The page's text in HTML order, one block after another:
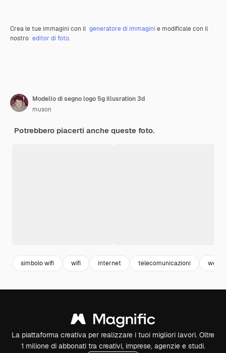
Crea le tue immagini con il generatore di immagini e modificale con il
nostro editor di foto.
Modello di segno logo 5g illusration 3d
muson
Potrebbero piacerti anche queste foto.
simbolo wifi wifi internet telecomunicazioni web
La piattaforma creativa per realizzare i tuoi migliori lavori. Oltre
1 milione di abbonati tra creativi, imprese, agenzie e studi.